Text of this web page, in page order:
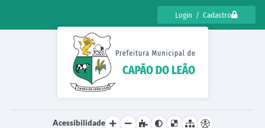
Login / Cadastro
Acessibilidade